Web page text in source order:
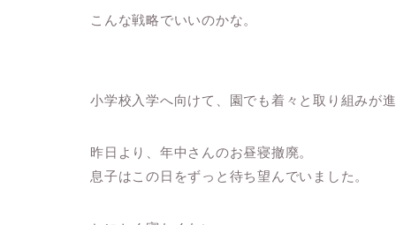
こんな戦略でいいのかな。
小学校入学へ向けて、園でも着々と取り組みが進
昨日より、年中さんのお昼寝撤廃。
息子はこの日をずっと待ち望んでいました。